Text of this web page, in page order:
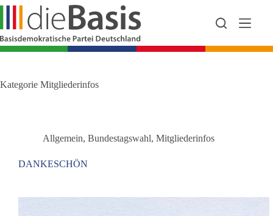
Zum
springen
Kategorie Mitgliederinfos
Allgemein, Bundestagswahl, Mitgliederinfos
DANKESCHÖN